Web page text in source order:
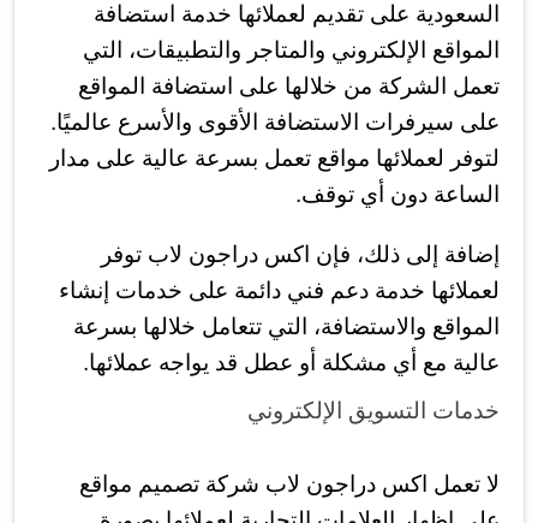
السعودية على تقديم لعملائها خدمة استضافة
المواقع الإلكتروني والمتاجر والتطبيقات، التي
تعمل الشركة من خلالها على استضافة المواقع
على سيرفرات الاستضافة الأقوى والأسرع عالميًا.
لتوفر لعملائها مواقع تعمل بسرعة عالية على مدار
الساعة دون أي توقف.
إضافة إلى ذلك، فإن اكس دراجون لاب توفر
لعملائها خدمة دعم فني دائمة على خدمات إنشاء
المواقع والاستضافة، التي تتعامل خلالها بسرعة
عالية مع أي مشكلة أو عطل قد يواجه عملائها.
خدمات التسويق الإلكتروني
لا تعمل اكس دراجون لاب شركة تصميم مواقع